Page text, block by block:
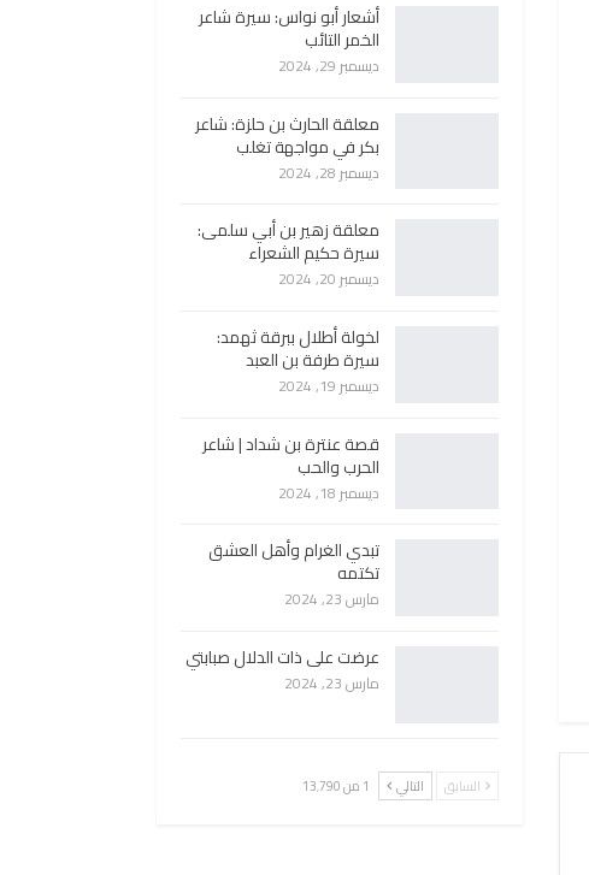
أشعار أبو نواس: سيرة شاعر
الخمر التائب
ديسمبر 29, 2024
معلقة الحارث بن حلزة: شاعر
بكر في مواجهة تغلب
ديسمبر 28, 2024
معلقة زهير بن أبي سلمى:
سيرة حكيم الشعراء
ديسمبر 20, 2024
لخولة أطلال ببرقة ثهمد:
سيرة طرفة بن العبد
ديسمبر 19, 2024
قصة عنترة بن شداد | شاعر
الحرب والحب
ديسمبر 18, 2024
تبدي الغرام وأهل العشق
تكتمه
مارس 23, 2024
عرضت على ذات الدلال صبابتي
مارس 23, 2024
السابق التالي 1 من 13٬790